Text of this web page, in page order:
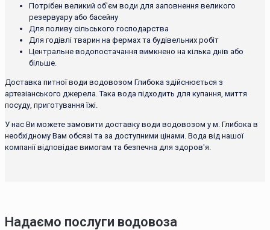
Потрібен великий об'єм води для заповнення великого
резервуару або басейну
Для поливу сільського господарства
Для годівлі тварин на фермах та будівельних робіт
Центральне водопостачання вимкнено на кілька днів або
більше.
Доставка питної води водовозом Глибока здійснюється з
артезіанського джерела. Така вода підходить для купання, миття
посуду, приготування їжі.
У нас Ви можете замовити доставку води водовозом у м. Глибока в
необхідному Вам обсязі та за доступними цінами. Вода від нашої
компанії відповідає вимогам та безпечна для здоров'я.
Надаємо послуги водовоза